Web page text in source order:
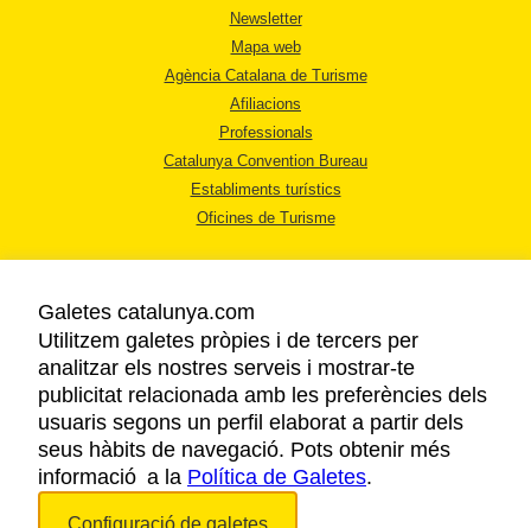
Newsletter
Mapa web
Agència Catalana de Turisme
Afiliacions
Professionals
Catalunya Convention Bureau
Establiments turístics
Oficines de Turisme
AVÍS LEGAL
POLÍTICA DE PRIVACITAT
COOKIES
ACCESSIBILITAT
Galetes catalunya.com
Utilitzem galetes pròpies i de tercers per
analitzar els nostres serveis i mostrar-te
publicitat relacionada amb les preferències dels
usuaris segons un perfil elaborat a partir dels
seus hàbits de navegació. Pots obtenir més
informació a la Política de Galetes.
Configuració de galetes